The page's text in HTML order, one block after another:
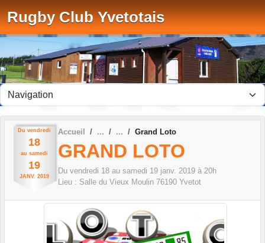
Rugby Club Yvetotais
Du vendredi
18
au samedi
19
JANV. 2019
Accueil Grand Loto
GRAND LOTO
Du vendredi 18 au samedi 19 janv. 2019 à 20h
Lieu : Salle du Vieux Moulin 76190 Yvetot